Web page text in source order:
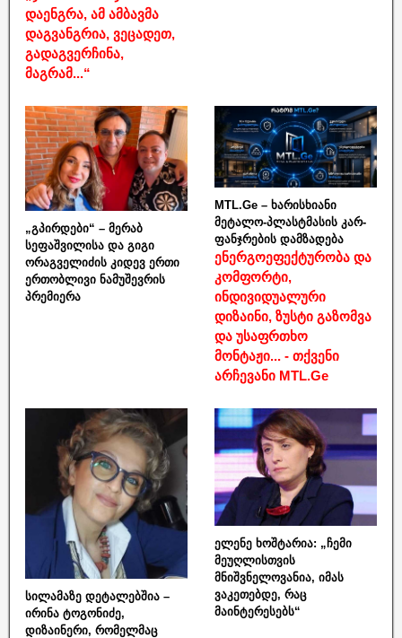
დაენგრა, ამ ამბავმა
დაგვანგრია, ვეცადეთ,
გადაგვერჩინა,
მაგრამ...“
„გპირდები“ – მერაბ
სეფაშვილისა და გიგი
ორაგველიძის კიდევ ერთი
ერთობლივი ნამუშევრის
პრემიერა
MTL.Ge – ხარისხიანი
მეტალო-პლასტმასის კარ-
ფანჯრების დამზადება
ენერგოეფექტურობა და
კომფორტი,
ინდივიდუალური
დიზაინი, ზუსტი გაზომვა
და უსაფრთხო
მონტაჟი... - თქვენი
არჩევანი MTL.Ge
სილამაზე დეტალებშია –
ირინა ტოგონიძე,
დიზაინერი, რომელმაც
ელენე ხოშტარია: „ჩემი
მეუღლისთვის
მნიშვნელოვანია, იმას
ვაკეთებდე, რაც
მაინტერესებს“